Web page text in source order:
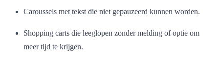
Caroussels met tekst die niet gepauzeerd kunnen worden.
Shopping carts die leeglopen zonder melding of optie om
meer tijd te krijgen.